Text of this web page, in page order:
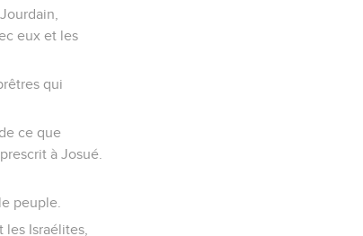
eux et les
qui
ce que
à Josué.
peuple.
Israélites,